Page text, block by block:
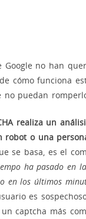
Google no han
cómo funciona
no puedan
realiza un
robot o una
se basa, es el
ha pasado en
en los últimos
es
captcha más